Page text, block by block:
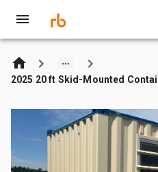
2025 20 ft Skid-Mounted